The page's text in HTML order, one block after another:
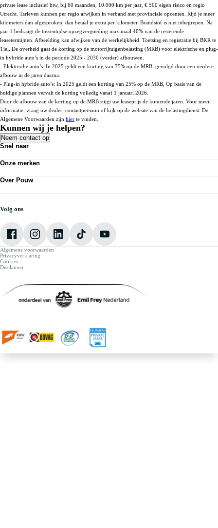
private lease inclusief btw, bij 60 maanden, 10.000 km per jaar, € 500 eigen risico en regio
Utrecht. Tarieven kunnen per regio afwijken in verband met provinciale opcenten. Rijd je meer
kilometers dan afgesproken, dan betaal je extra per kilometer. Brandstof is niet inbegrepen. Na
jaar 1 bedraagt de tussentijdse opzegvergoeding maximaal 40% van de resterende
leasetermijnen. Afbeelding kan afwijken van de werkelijkheid. Toetsing en registratie bij BKR te
Tiel. De overheid gaat de korting op de motorrijtuigenbelasting (MRB) voor elektrische en plug-
in hybride auto’s in de periode 2025 - 2030 (verder) afbouwen.
- Elektrische auto’s: In 2025 geldt een korting van 75% op de MRB, gevolgd door een verdere
afbouw in de jaren daarna.
- Plug-in hybride auto’s: In 2025 geldt een korting van 25% op de MRB, Op basis van de
huidige plannen vervalt de korting volledig vanaf 1 januari 2026.
Door de afbouw van de korting op de MRB stijgt uw leaseprijs de komende jaren. Voor meer
informatie, vraag uw dealer, contactpersoon of kijk op de website van de belastingdienst. De
Algemene Voorwaarden zijn hier te vinden.
Kunnen wij je helpen?
Neem contact op
Snel naar
Bedrijfswagens
Acties
Vestigingen
Onze merken
Audi
VW Bedrijfswagens
Over Pouw
Vacatures
Mijn Pouw
Volg ons
Algemene voorwaarden
Privacyverklaring
Cookies
Disclaimer